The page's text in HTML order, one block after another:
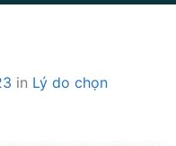
in Lý do chọn